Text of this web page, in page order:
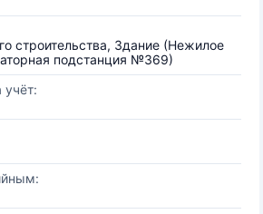
строительства, Здание (Нежилое
подстанция №369)
учёт: